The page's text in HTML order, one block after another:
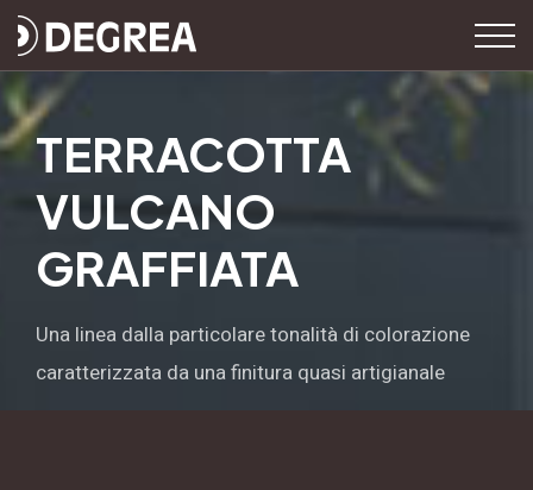
TERRACOTTA
VULCANO
GRAFFIATA
Una linea dalla particolare tonalità di colorazione
caratterizzata da una finitura quasi artigianale